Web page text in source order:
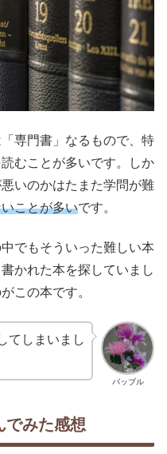
専門書」なるもので、特
むことが多いです。しか
いのかはたまた学問が難
ことが多いです。
中でもそういった難しい本
かれた本を探していまし
この本です。
バッブル
てしまいまし
でみた感想